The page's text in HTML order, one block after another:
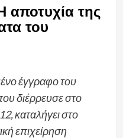
αποτυχία της
του
έγγραφο του
διέρρευσε στο
καταλήγει στο
επιχείρηση